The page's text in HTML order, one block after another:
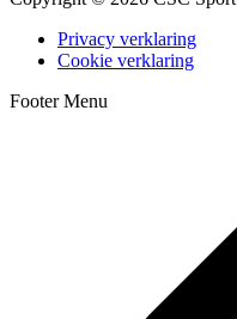
Privacy verklaring
Cookie verklaring
Footer Menu